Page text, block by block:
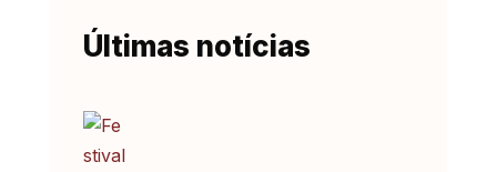
Últimas notícias